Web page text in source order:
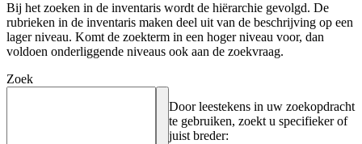
Bij het zoeken in de inventaris wordt de hiërarchie gevolgd. De
rubrieken in de inventaris maken deel uit van de beschrijving op een
lager niveau. Komt de zoekterm in een hoger niveau voor, dan
voldoen onderliggende niveaus ook aan de zoekvraag.
Zoek
Door leestekens in uw zoekopdracht
te gebruiken, zoekt u specifieker of
juist breder: